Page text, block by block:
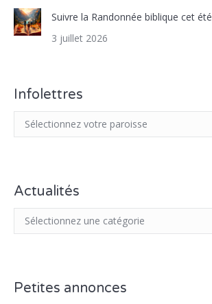
Suivre la Randonnée biblique cet été
3 juillet 2026
Infolettres
Actualités
Petites annonces